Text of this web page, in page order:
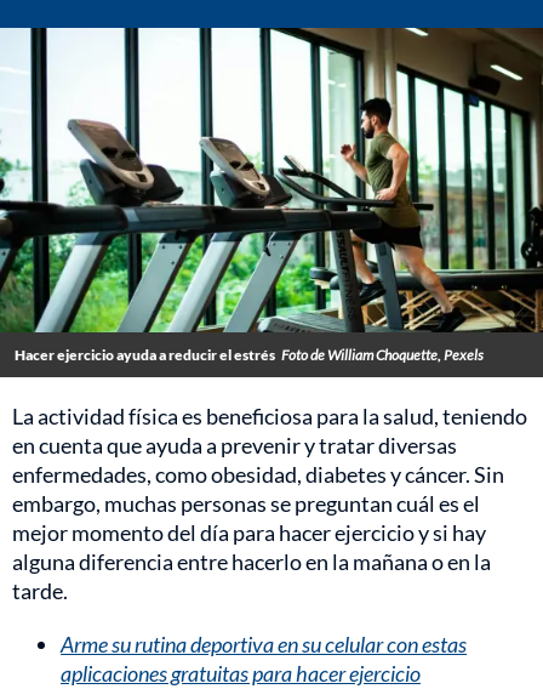
Hacer ejercicio ayuda a reducir el estrés Foto de William Choquette, Pexels
La actividad física es beneficiosa para la salud, teniendo
en cuenta que ayuda a prevenir y tratar diversas
enfermedades, como obesidad, diabetes y cáncer. Sin
embargo, muchas personas se preguntan cuál es el
mejor momento del día para hacer ejercicio y si hay
alguna diferencia entre hacerlo en la mañana o en la
tarde.
Arme su rutina deportiva en su celular con estas
aplicaciones gratuitas para hacer ejercicio